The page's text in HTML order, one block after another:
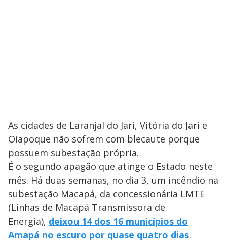
As cidades de Laranjal do Jari, Vitória do Jari e
Oiapoque não sofrem com blecaute porque
possuem subestação própria.
É o segundo apagão que atinge o Estado neste
mês. Há duas semanas, no dia 3, um incêndio na
subestação Macapá, da concessionária LMTE
(Linhas de Macapá Transmissora de
Energia), deixou 14 dos 16 municípios do
Amapá no escuro por quase quatro dias.